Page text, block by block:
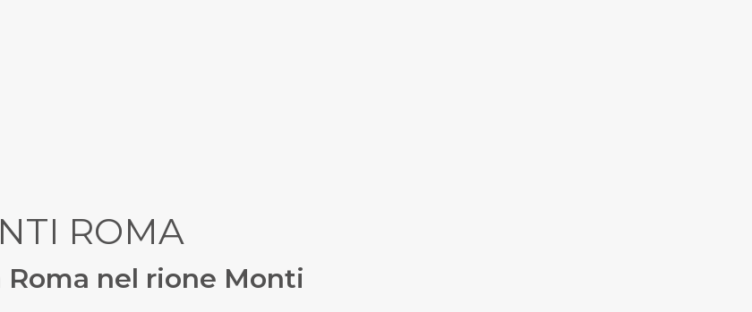
ROMA
nel rione Monti